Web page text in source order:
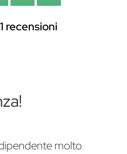
recensioni
molto